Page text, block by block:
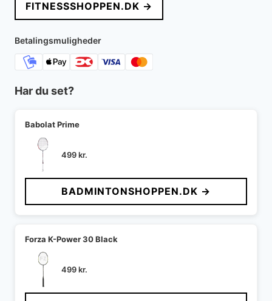
FITNESSSHOPPEN.DK →
Betalingsmuligheder
Har du set?
Babolat Prime
499kr.
BADMINTONSHOPPEN.DK →
Forza K-Power 30 Black
499kr.